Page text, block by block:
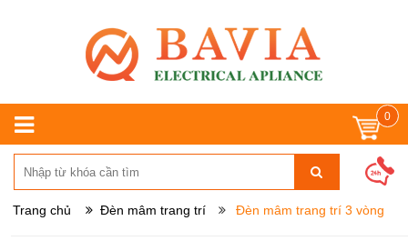
0
Trang chủ Đèn mâm trang trí Đèn mâm trang trí 3 vòng